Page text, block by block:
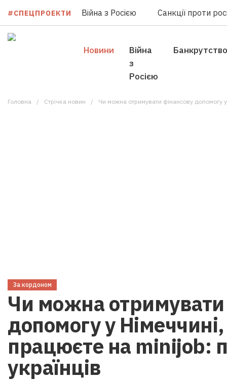
#СПЕЦПРОЕКТИ Війна з Росією Санкції проти
Новини
Війна
з
Росією
Банкрутство
Головна Стрічка новин Чи можна отримувати фінансову допомогу у
За кордоном
Чи можна отримувати
допомогу у
працюєте на minijob:
українців